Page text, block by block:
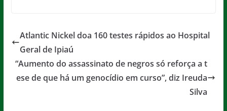
e
b
o
o
er l s
p
p
a
e
Atlantic Nickel doa 160 testes rápidos ao Hospital
Geral de Ipiaú
“Aumento do assassinato de negros só reforça a t
ese de que há um genocídio em curso”, diz Ireuda
Silva